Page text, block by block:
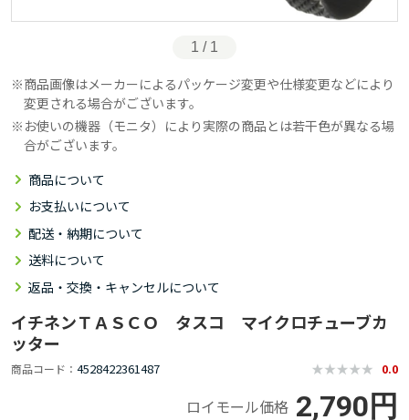
1 / 1
商品画像はメーカーによるパッケージ変更や仕様変更などにより
変更される場合がございます。
お使いの機器（モニタ）により実際の商品とは若干色が異なる場
合がございます。
商品について
お支払いについて
配送・納期について
送料について
返品・交換・キャンセルについて
イチネンＴＡＳＣＯ タスコ マイクロチューブカ
ッター
商品コード 4528422361487 0.0
ロイモール価格 2,790円